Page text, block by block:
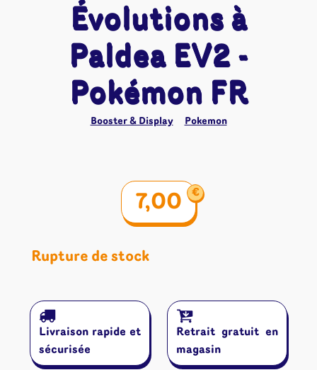
Évolutions à
Paldea EV2 -
Pokémon FR
Booster & Display Pokemon
7,00 €
Rupture de stock
Livraison rapide et
sécurisée
Retrait gratuit en
magasin